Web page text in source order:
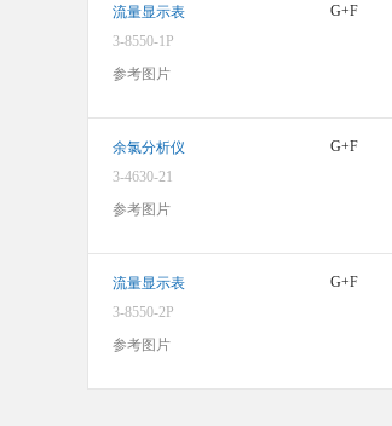
图像仅供参考，请参阅产品规格
图像仅供参考，请参阅产品规格
流量显示表
3-8550-1P
参考图片
图像仅供参考，请参阅产品规格
G+F
余氯分析仪
3-4630-21
参考图片
G+F
流量显示表
3-8550-2P
参考图片
G+F